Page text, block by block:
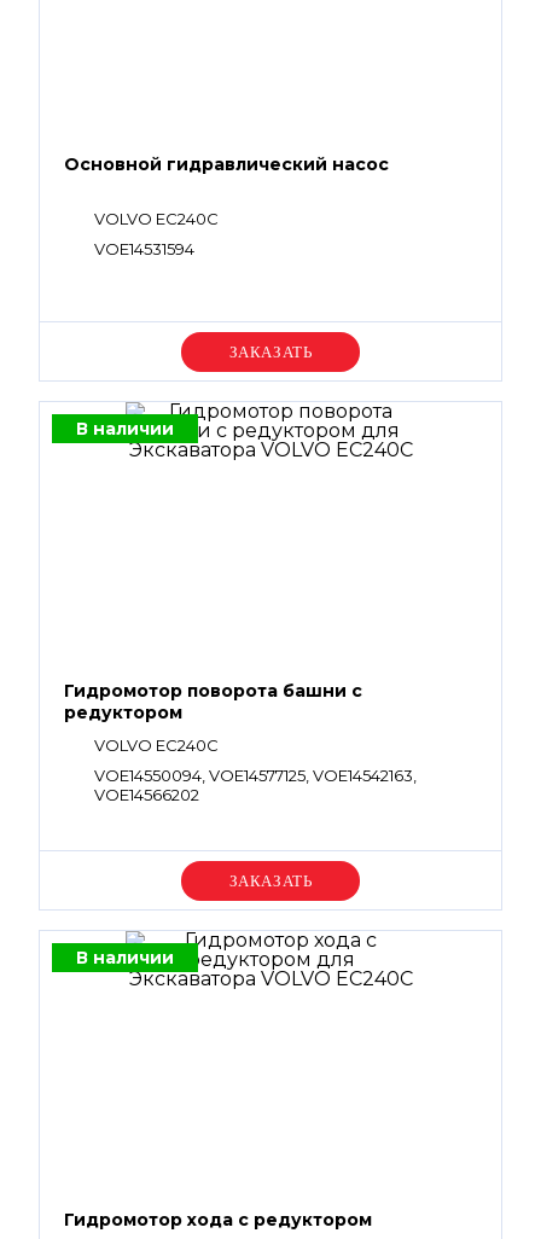
Основной гидравлический насос
VOLVO EC240C
VOE14531594
Уточняйте цену
В наличии
Гидромотор поворота башни с
редуктором
VOLVO EC240C
VOE14550094, VOE14577125, VOE14542163,
VOE14566202
Уточняйте цену
В наличии
Гидромотор хода с редуктором